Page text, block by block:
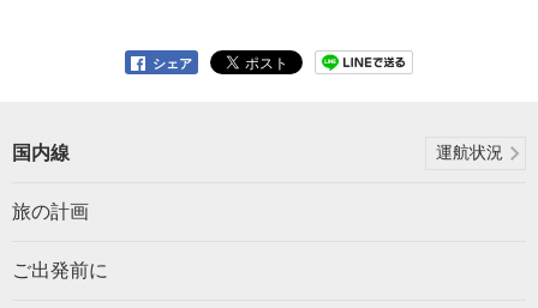
シェア
国内線 運航状況
旅の計画
ご出発前に